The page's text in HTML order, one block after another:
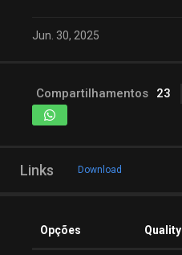
Jun. 30, 2025
Compartilhamentos 23
Links Download
Opções Quality